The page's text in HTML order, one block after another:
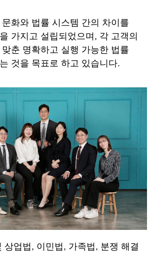
화와 법률 시스템 간의 차이를
가지고 설립되었으며, 각 고객의
춘 명확하고 실행 가능한 법률
것을 목표로 하고 있습니다.
상업법, 이민법, 가족법, 분쟁 해결